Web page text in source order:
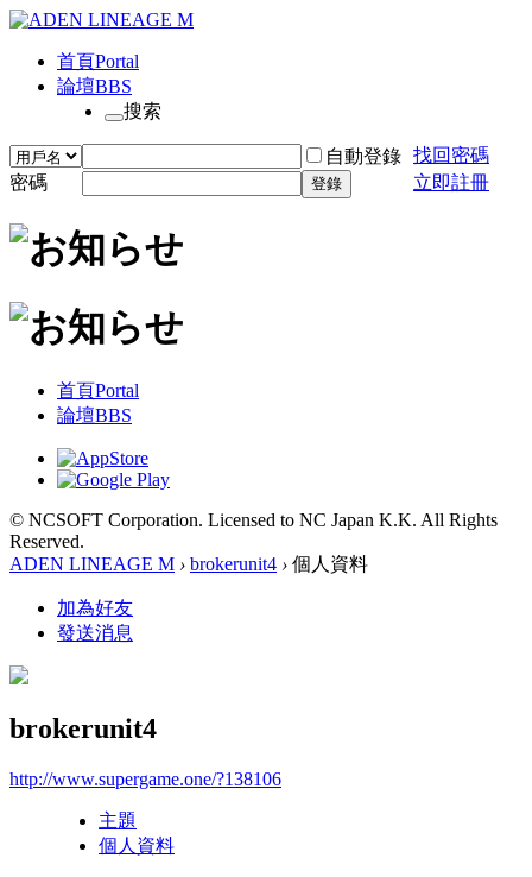
首頁Portal
論壇BBS
搜索
自動登錄 找回密碼
密碼
登錄 立即註冊
首頁Portal
論壇BBS
© NCSOFT Corporation. Licensed to NC Japan K.K. All Rights
Reserved.
ADEN LINEAGE M › brokerunit4 › 個人資料
加為好友
發送消息
brokerunit4
http://www.supergame.one/?138106
主題
個人資料